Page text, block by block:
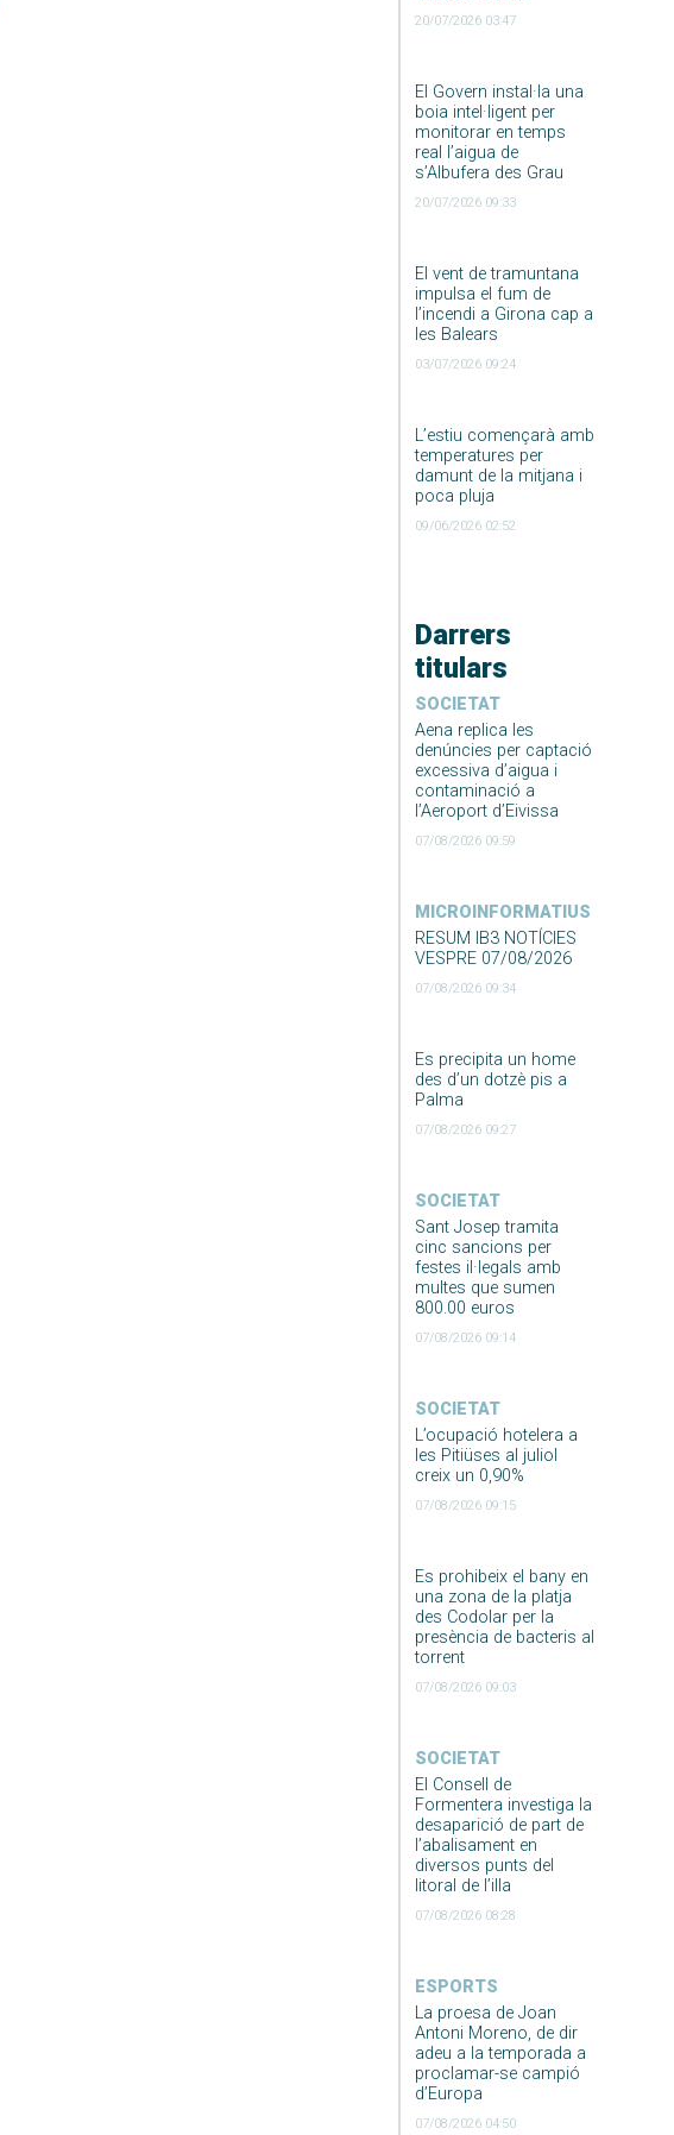
20/07/2026 03:47
El Govern instal·la una
boia intel·ligent per
monitorar en temps
real l’aigua de
s’Albufera des Grau
20/07/2026 09:33
El vent de tramuntana
impulsa el fum de
l’incendi a Girona cap a
les Balears
03/07/2026 09:24
L’estiu començarà amb
temperatures per
damunt de la mitjana i
poca pluja
09/06/2026 02:52
Darrers
titulars
SOCIETAT
Aena replica les
denúncies per captació
excessiva d’aigua i
contaminació a
l’Aeroport d’Eivissa
07/08/2026 09:59
MICROINFORMATIUS
RESUM IB3 NOTÍCIES
VESPRE 07/08/2026
07/08/2026 09:34
Es precipita un home
des d’un dotzè pis a
Palma
07/08/2026 09:27
SOCIETAT
Sant Josep tramita
cinc sancions per
festes il·legals amb
multes que sumen
800.00 euros
07/08/2026 09:14
SOCIETAT
L’ocupació hotelera a
les Pitiüses al juliol
creix un 0,90%
07/08/2026 09:15
Es prohibeix el bany en
una zona de la platja
des Codolar per la
presència de bacteris al
torrent
07/08/2026 09:03
SOCIETAT
El Consell de
Formentera investiga la
desaparició de part de
l’abalisament en
diversos punts del
litoral de l’illa
07/08/2026 08:28
ESPORTS
La proesa de Joan
Antoni Moreno, de dir
adeu a la temporada a
proclamar-se campió
d’Europa
07/08/2026 04:50